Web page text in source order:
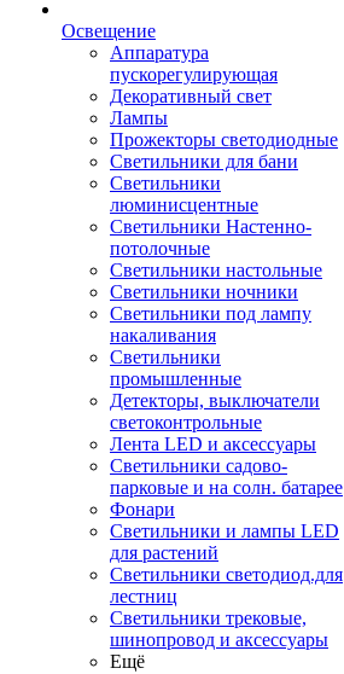
Освещение
Аппаратура
пускорегулирующая
Декоративный свет
Лампы
Прожекторы светодиодные
Светильники для бани
Светильники
люминисцентные
Светильники Настенно-
потолочные
Светильники настольные
Светильники ночники
Светильники под лампу
накаливания
Светильники
промышленные
Детекторы, выключатели
светоконтрольные
Лента LED и аксессуары
Светильники садово-
парковые и на солн. батарее
Фонари
Светильники и лампы LED
для растений
Светильники светодиод.для
лестниц
Светильники трековые,
шинопровод и аксессуары
Ещё